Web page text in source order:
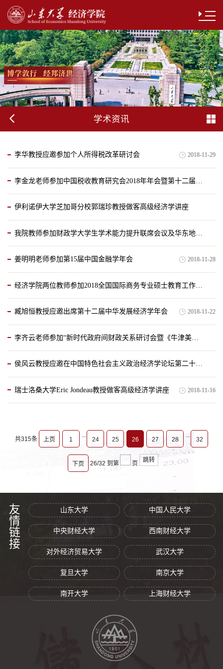
学术资讯
李华教授应邀参加个人所得税改革研讨会 2018-11-29
伊利诺伊大学芝加哥分校郭瑞珍教授做客高级经济学讲座
姜明明老师参加第15届中国金融学年会 2018-11-28
臧旭恒教授应邀出席第十二届中华发展经济学年会 2018-11-22
侯风云教授应邀在中国特色社会主义政治经济学论坛第二十届年会作报告
瑞士洛桑大学Eric Jondeau教授做客高级经济学讲座 2018-11-16
共315条 上页 1 24 25 26 27 28 32
下页 26/32 到第 页
跳转
友情链接 山东大学 中国人民大学
中央财经大学 西南财经大学
对外经济贸易大学 武汉大学
复旦大学 南京大学
南开大学 上海财经大学